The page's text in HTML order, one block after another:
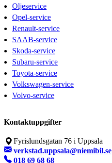
Oljeservice
Opel-service
Renault-service
SAAB-service
Skoda-service
Subaru-service
Toyota-service
Volkswagen-service
Volvo-service
Kontaktuppgifter
Fyrislundsgatan 76 i Uppsala
verkstad.uppsala@niemibil.se
018 69 68 68